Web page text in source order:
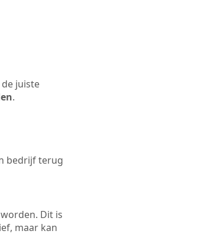
juiste
.
bedrijf terug
Dit is
maar kan